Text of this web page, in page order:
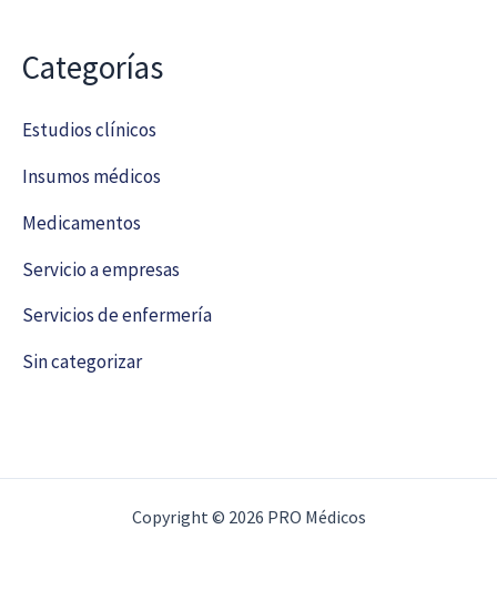
Categorías
Estudios clínicos
Insumos médicos
Medicamentos
Servicio a empresas
Servicios de enfermería
Sin categorizar
Copyright © 2026 PRO Médicos